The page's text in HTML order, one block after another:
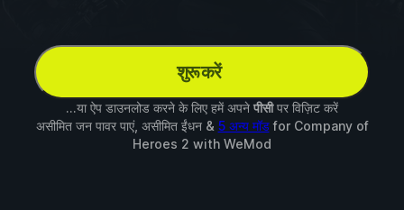
शुरू करें
...या ऐप डाउनलोड करने के लिए हमें अपने पीसीपर विज़िट करें
असीमित जन पावर पाएं, असीमित ईंधन & 5 अन्य मॉडfor Company of
Heroes 2 with WeMod